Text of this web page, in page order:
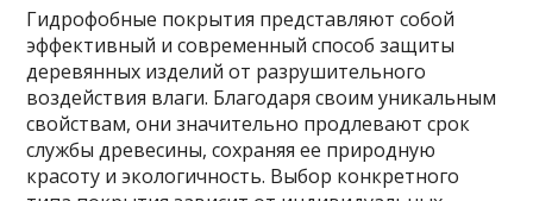
Гидрофобные покрытия представляют собой
эффективный и современный способ защиты
деревянных изделий от разрушительного
воздействия влаги. Благодаря своим уникальным
свойствам, они значительно продлевают срок
службы древесины, сохраняя ее природную
красоту и экологичность. Выбор конкретного